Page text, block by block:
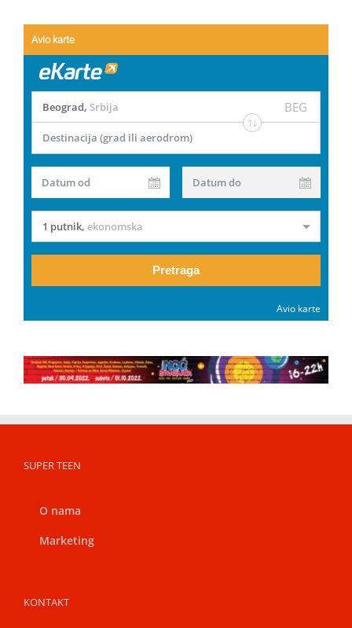
Avio karte
Beograd, Srbija BEG
Destinacija (grad ili aerodrom)
Datum od Datum do
1 putnik, ekonomska
Pretraga
Avio karte
SUPER TEEN
O nama
Marketing
KONTAKT